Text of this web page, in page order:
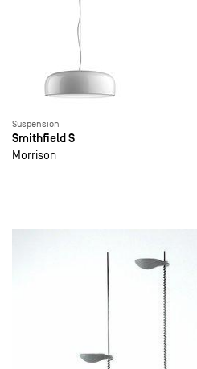
Suspension
Smithfield S
Morrison